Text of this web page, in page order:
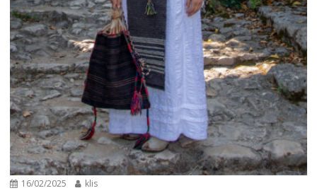
16/02/2025 klis